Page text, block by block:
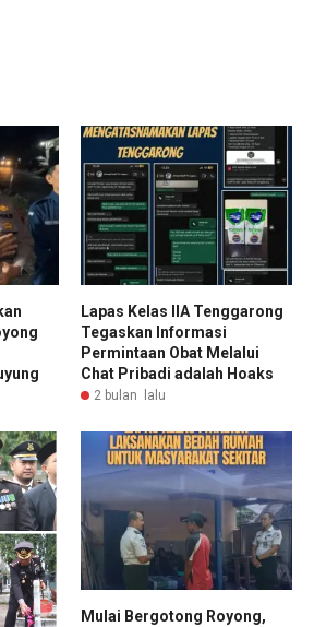
Lapas Kelas IIA Tenggarong
Tegaskan Informasi
Permintaan Obat Melalui
Chat Pribadi adalah Hoaks
2 bulan lalu
Mulai Bergotong Royong,